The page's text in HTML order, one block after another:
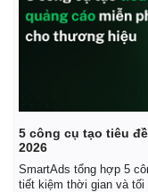
5 công cụ tạo tiêu
2026
SmartAds tổng hợp 5
tiết kiệm thời gian và tối